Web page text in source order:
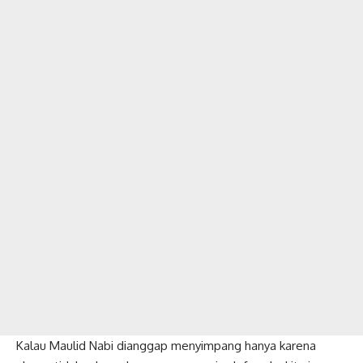
Kalau Maulid Nabi dianggap menyimpang hanya karena